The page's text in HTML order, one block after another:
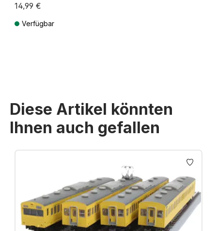
14,99 €
Verfügbar
Diese Artikel könnten
Ihnen auch gefallen
Produktgalerie überspringen